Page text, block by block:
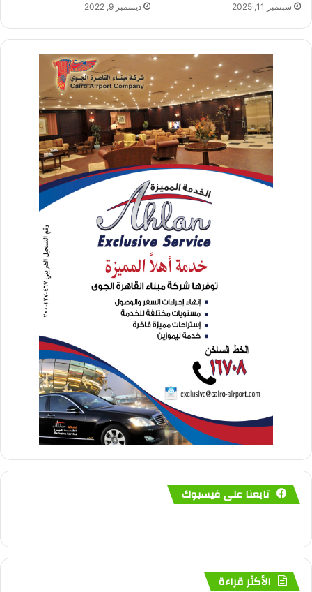
سبتمبر 11, 2025 ديسمبر 9, 2022
تابعنا على فيسبوك
الأكثر قراءة